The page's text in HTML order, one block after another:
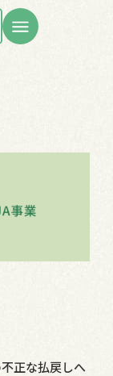
正な払戻しへ